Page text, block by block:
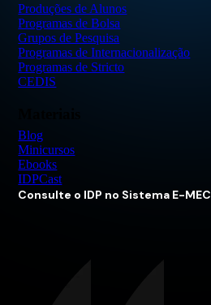
Produções de Alunos
Programas de Bolsa
Grupos de Pesquisa
Programas de Internacionalização
Programas de Stricto
CEDIS
Blog
Minicursos
Ebooks
IDPCast
Consulte o IDP no Sistema E-MEC